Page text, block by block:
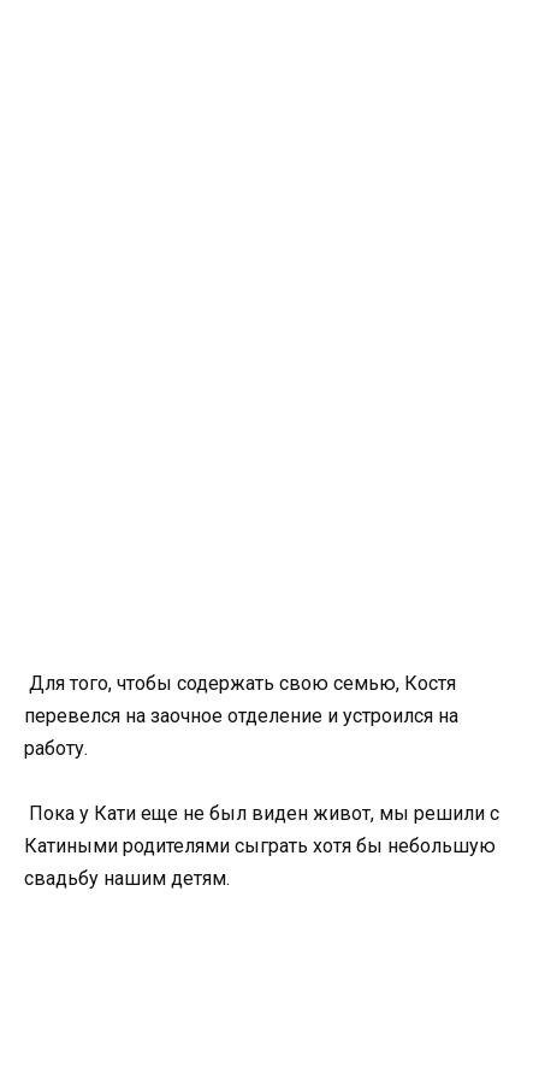
Для того, чтобы содержать свою семью, Костя
перевелся на заочное отделение и устроился на
работу.
Пока у Кати еще не был виден живот, мы решили с
Катиными родителями сыграть хотя бы небольшую
свадьбу нашим детям.